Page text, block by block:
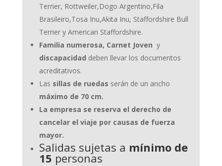
Terrier, Rottweiler,Dogo Argentino,Fila
Brasileiro,Tosa Inu,Akita Inu, Staffordshire Bull
Terrier y American Staffordshire.
Familia numerosa, Carnet Joven y
discapacidad deben llevar los documentos
acreditativos.
Las sillas de ruedas serán de un ancho
máximo de 70 cm.
La empresa se reserva el derecho de
cancelar el viaje por causas de fuerza
mayor.
Salidas sujetas a mínimo de
15 personas